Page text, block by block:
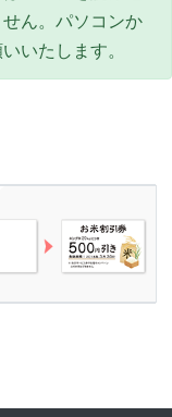
ん。パソコンか
いたします。